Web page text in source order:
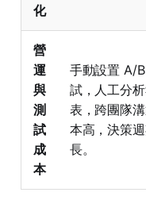
化
營
運
與
測
試
成
本
手動設置 A/
試，人工分
表，跨團隊
本高，決策
長。